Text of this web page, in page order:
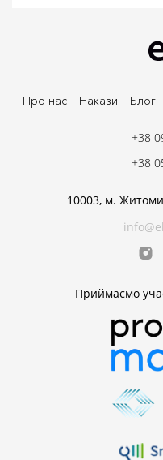
Про нас Накази Блог
10003, м.
Приймаємо
+38
+38